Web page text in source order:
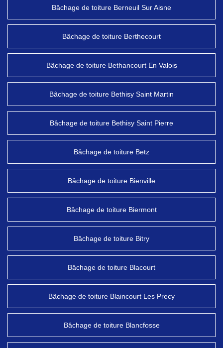
Bâchage de toiture Berneuil Sur Aisne
Bâchage de toiture Berthecourt
Bâchage de toiture Bethancourt En Valois
Bâchage de toiture Bethisy Saint Martin
Bâchage de toiture Bethisy Saint Pierre
Bâchage de toiture Betz
Bâchage de toiture Bienville
Bâchage de toiture Biermont
Bâchage de toiture Bitry
Bâchage de toiture Blacourt
Bâchage de toiture Blaincourt Les Precy
Bâchage de toiture Blancfosse